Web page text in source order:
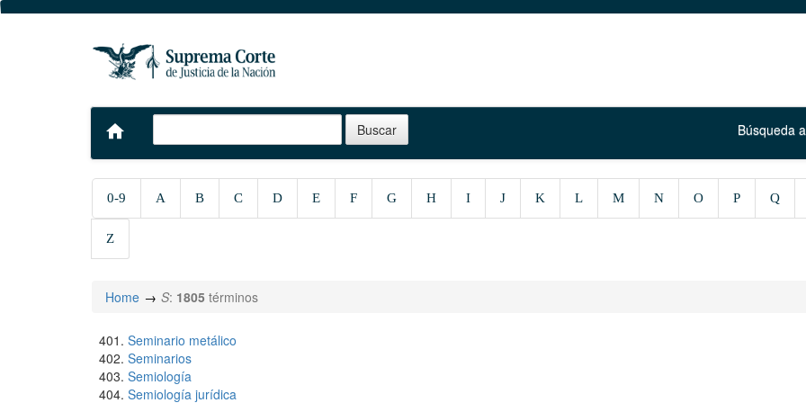
home Búsqueda
0-9 A B C D E F G H I J K L M N O P Q
Z
Home S: 1805 términos
Seminario metálico
Seminarios
Semiología
Semiología jurídica